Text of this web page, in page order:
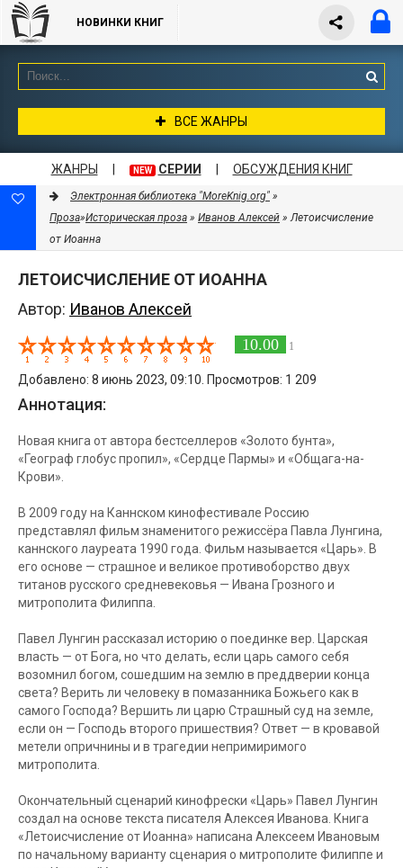
НОВИНКИ КНИГ
ВСЕ ЖАНРЫ
ЖАНРЫ NEW СЕРИИ ОБСУЖДЕНИЯ КНИГ
Электронная библиотека "MoreKnig.org" »
Проза»Историческая проза » Иванов Алексей » Летоисчисление
от Иоанна
ЛЕТОИСЧИСЛЕНИЕ ОТ ИОАННА
Автор: Иванов Алексей
10.00 1
Добавлено: 8 июнь 2023, 09:10. Просмотров: 1 209
Аннотация:
Новая книга от автора бестселлеров «Золото бунта»,
«Географ глобус пропил», «Сердце Пармы» и «Общага-на-
Крови».
В 2009 году на Каннском кинофестивале Россию
представлял фильм знаменитого режиссёра Павла Лунгина,
каннского лауреата 1990 года. Фильм называется «Царь». В
его основе — страшное и великое противоборство двух
титанов русского средневековья — Ивана Грозного и
митрополита Филиппа.
Павел Лунгин рассказал историю о поединке вер. Царская
власть — от Бога, но что делать, если царь самого себя
возомнил богом, сошедшим на землю в преддверии конца
света? Верить ли человеку в помазанника Божьего как в
самого Господа? Вершить ли царю Страшный суд на земле,
если он — Господь второго пришествия? Ответ — в кровавой
метели опричнины и в трагедии непримиримого
митрополита.
Окончательный сценарий кинофрески «Царь» Павел Лунгин
создал на основе текста писателя Алексея Иванова. Книга
«Летоисчисление от Иоанна» написана Алексеем Ивановым
по начальному варианту сценария о митрополите Филиппе и